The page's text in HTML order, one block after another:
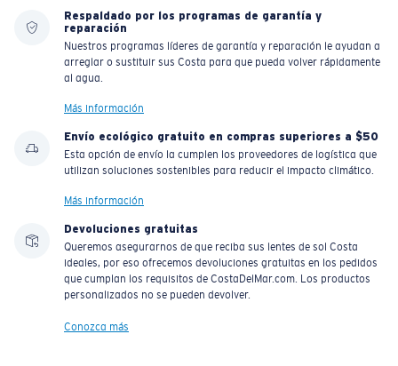
PATENTE DE EE. UU. N.º 7.506.977
Respaldado por los programas de garantía y
reparación
Nuestros programas líderes de garantía y reparación le ayudan a
arreglar o sustituir sus Costa para que pueda volver rápidamente
al agua.
Más información
Envío ecológico gratuito en compras superiores a $50
Esta opción de envío la cumplen los proveedores de logística que
utilizan soluciones sostenibles para reducir el impacto climático.
Más información
Devoluciones gratuitas
Queremos asegurarnos de que reciba sus lentes de sol Costa
ideales, por eso ofrecemos devoluciones gratuitas en los pedidos
que cumplan los requisitos de CostaDelMar.com. Los productos
personalizados no se pueden devolver.
Conozca más